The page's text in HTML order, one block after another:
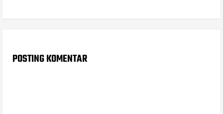
POSTING KOMENTAR